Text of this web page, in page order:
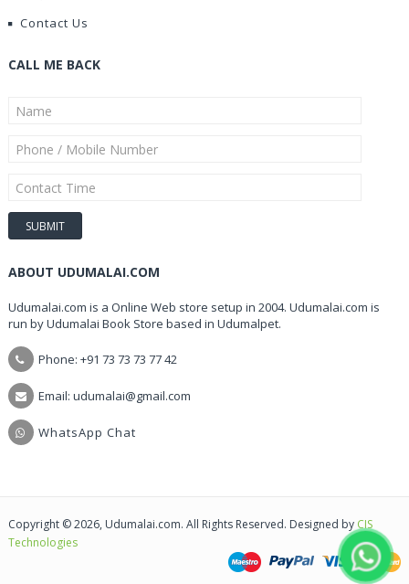
Contact Us
CALL ME BACK
ABOUT UDUMALAI.COM
Udumalai.com is a Online Web store setup in 2004. Udumalai.com is
run by Udumalai Book Store based in Udumalpet.
Phone: +91 73 73 73 77 42
Email: udumalai@gmail.com
WhatsApp Chat
Copyright © 2026, Udumalai.com. All Rights Reserved. Designed by CIS
Technologies